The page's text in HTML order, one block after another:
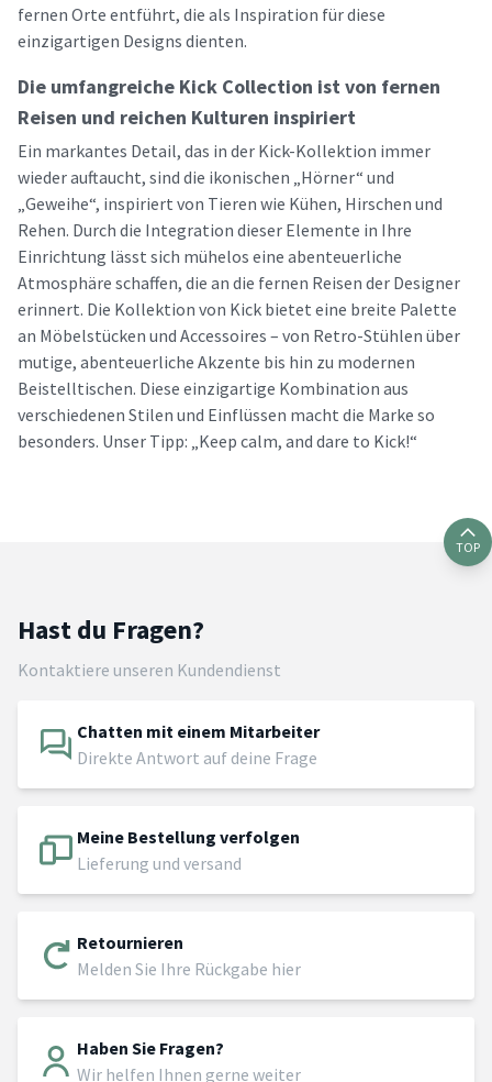
fernen Orte entführt, die als Inspiration für diese
einzigartigen Designs dienten.
Die umfangreiche Kick Collection ist von fernen
Reisen und reichen Kulturen inspiriert
Ein markantes Detail, das in der Kick-Kollektion immer
wieder auftaucht, sind die ikonischen „Hörner“ und
„Geweihe“, inspiriert von Tieren wie Kühen, Hirschen und
Rehen. Durch die Integration dieser Elemente in Ihre
Einrichtung lässt sich mühelos eine abenteuerliche
Atmosphäre schaffen, die an die fernen Reisen der Designer
erinnert. Die Kollektion von Kick bietet eine breite Palette
an Möbelstücken und Accessoires – von Retro-Stühlen über
mutige, abenteuerliche Akzente bis hin zu modernen
Beistelltischen. Diese einzigartige Kombination aus
verschiedenen Stilen und Einflüssen macht die Marke so
besonders. Unser Tipp: „Keep calm, and dare to Kick!“
TOP
Hast du Fragen?
Kontaktiere unseren Kundendienst
Chatten mit einem Mitarbeiter
Direkte Antwort auf deine Frage
Meine Bestellung verfolgen
Lieferung und versand
Retournieren
Melden Sie Ihre Rückgabe hier
Haben Sie Fragen?
Wir helfen Ihnen gerne weiter